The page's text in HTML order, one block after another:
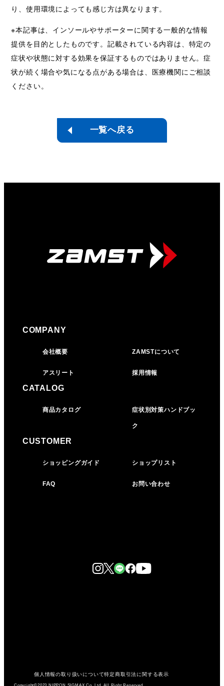
り、使用環境によっても感じ方は異なります。
※本記事は、インソールやサポーターに関する一般的な情報
提供を目的としたものです。記載されている内容は、特定の
症状や状態に対する効果を保証するものではありません。症
状が続く場合や気になる点がある場合は、医療機関にご相談
ください。
一覧へ戻る
COMPANY
会社概要 ZAMSTについて
アスリート 採用情報
CATALOG
商品カタログ 症状別対策ハンドブッ
ク
CUSTOMER
ショッピングガイド ショップリスト
FAQ お問い合わせ
個人情報の取り扱いについて特定商取引法に関する表示